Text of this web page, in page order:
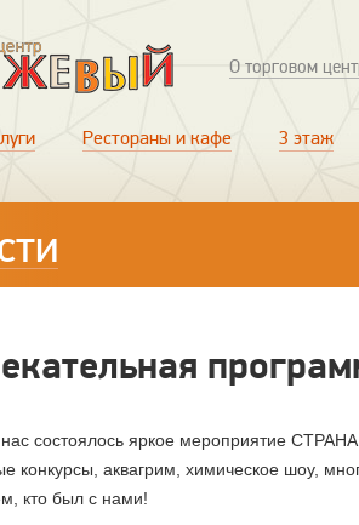
О торговом
Рестораны и кафе 3 этаж
состоялось яркое мероприятие
конкурсы, аквагрим, химическое шоу,
кто был с нами!